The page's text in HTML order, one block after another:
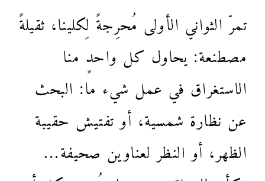
تمرّ الثواني الأولى مُحرِجةً لِكلينا، ثقيلةً
مصطنعة: يحاول كل واحدٍ منا
الاستغراق في عمل شيء ما: البحث
عن نظارة شمسية، أو تفتيش حقيبة
الظهر، أو النظر لعناوين صحيفة…